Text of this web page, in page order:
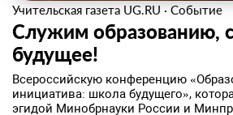
Учительская газета UG.RU · Событие
Служим образованию,
будущее!
Всероссийскую конференцию
инициатива: школа будущего»,
эгидой Минобрнауки России и